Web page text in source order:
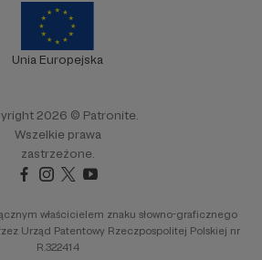
Unia Europejska
2026 © Patronite.
Wszelkie prawa
zastrzeżone.
właścicielem znaku słowno-graficznego
Urząd Patentowy Rzeczpospolitej Polskiej nr
R.322414